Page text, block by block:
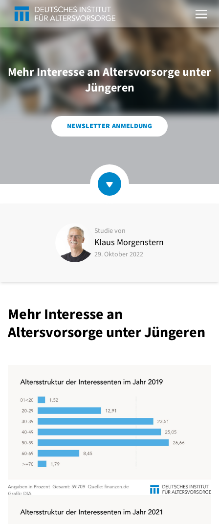
Mehr Interesse an Altersvorsorge unter
Jüngeren
NEWSLETTER ANMELDUNG
Studie von
Klaus Morgenstern
29. Oktober 2022
Mehr Interesse an
Altersvorsorge unter Jüngeren